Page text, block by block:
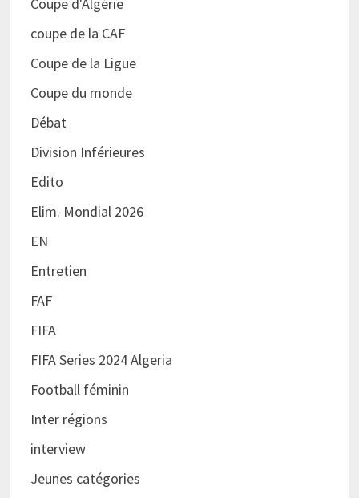
coupe de la CAF
Coupe de la Ligue
Coupe du monde
Débat
Division Inférieures
Edito
Elim. Mondial 2026
EN
Entretien
FAF
FIFA
FIFA Series 2024 Algeria
Football féminin
Inter régions
interview
Jeunes catégories